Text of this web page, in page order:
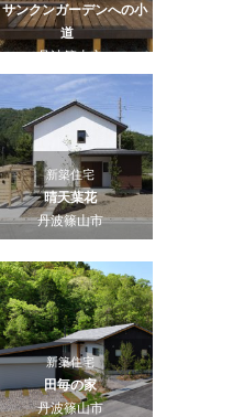
サンクンガーデンへの小
道
丹波篠山市
新築住宅
晴天葉花
丹波篠山市
新築住宅
田毎の家
丹波篠山市